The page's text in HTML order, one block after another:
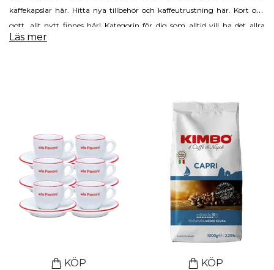
kaffekapslar här. Hitta nya tillbehör och kaffeutrustning här. Kort och
gott, allt nytt finnes här! Kategorin för dig som alltid vill ha det allra
senaste.
Läs mer
KÖP KÖP